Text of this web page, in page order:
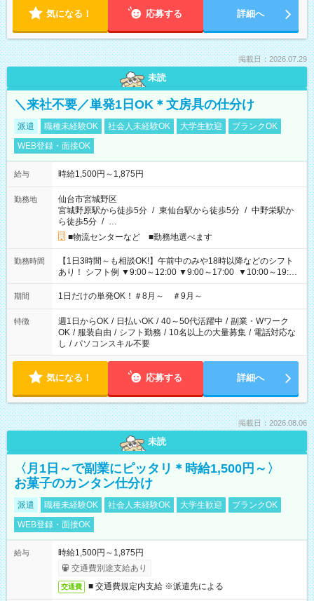
気になる！ 応募する 詳細へ
掲載日：2026.07.29
未読
＼来社不要／単発1日OK＊文房具の仕分け
派遣 職種未経験OK 社会人未経験OK 大学生歓迎
ブランクOK
WEB登録・面接OK
給与 時給1,500円～1,875円
勤務地
仙台市宮城野区
宮城野原駅から徒歩5分 / 東仙台駅から徒歩5分 / 中野栄駅か
ら徒歩5分 / …
■物流センターなど ■勤務地選べます
勤務時間
【1日3時間～も相談OK!】午前中のみや18時以降などのシフト
あり！ シフト例 ▼9:00～12:00 ▼9:00～17:00 ▼10:00～19:00
▼18:00～21:00
期間 1日だけの単発OK！＃8月～ ＃9月～
特徴 週1日からOK / 日払いOK / 40～50代活躍中 / 副業・Wワーク
OK / 服装自由 / シフト勤務 / 10名以上の大量募集 / 電話対応な
し / パソコンスキル不要
気になる！ 応募する 詳細へ
掲載日：2026.08.06
未読
〈月1日～で副業にピッタリ＊時給1,500円～〉
お菓子のカンタン仕分け
派遣 職種未経験OK 社会人未経験OK 大学生歓迎
ブランクOK
WEB登録・面接OK
給与
時給1,500円～1,875円
交通費別途支給あり
交通費 ■ 交通費規定内支給 ※派遣先による